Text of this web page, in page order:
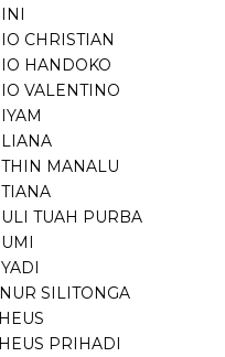
CHRISTIAN
HANDOKO
VALENTINO
MANALU
TUAH PURBA
SILITONGA
PRIHADI